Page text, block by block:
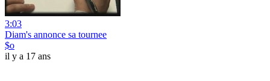
3:03
Diam's annonce sa tournee
$o
il y a 17 ans